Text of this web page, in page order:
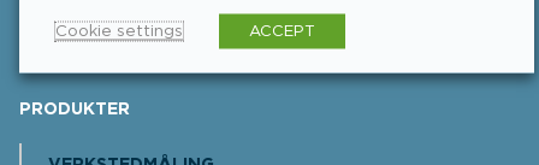
PRODUKTER
Cookie settings ACCEPT